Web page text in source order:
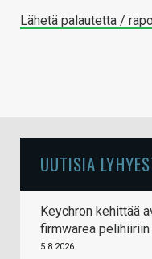
Lähetä palautetta /
UUTISIA
Keychron kehittää
firmwarea pelihiiriin
5.8.2026